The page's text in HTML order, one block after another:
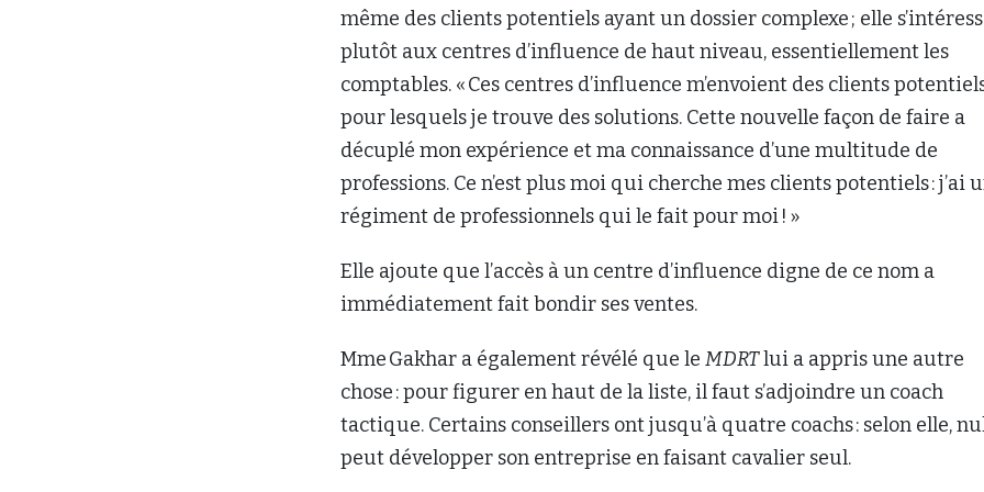
même des clients potentiels ayant un dossier complexe ; elle
plutôt aux centres d’influence de haut niveau, essentiellement les
comptables. « Ces centres d’influence m’envoient des clients
pour lesquels je trouve des solutions. Cette nouvelle façon de faire a
décuplé mon expérience et ma connaissance d’une multitude de
professions. Ce n’est plus moi qui cherche mes clients potentiels : j’ai
régiment de professionnels qui le fait pour moi ! »
Elle ajoute que l’accès à un centre d’influence digne de ce nom a
immédiatement fait bondir ses ventes.
Mme Gakhar a également révélé que le MDRTlui a appris une autre
chose : pour figurer en haut de la liste, il faut s’adjoindre un coach
tactique. Certains conseillers ont jusqu’à quatre coachs : selon elle,
peut développer son entreprise en faisant cavalier seul.